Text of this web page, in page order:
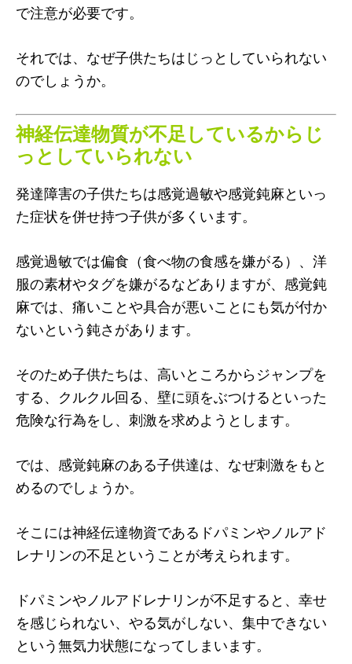
で注意が必要です。
それでは、なぜ子供たちはじっとしていられない
のでしょうか。
神経伝達物質が不足しているからじ
っとしていられない
発達障害の子供たちは感覚過敏や感覚鈍麻といっ
た症状を併せ持つ子供が多くいます。
感覚過敏では偏食（食べ物の食感を嫌がる）、洋
服の素材やタグを嫌がるなどありますが、感覚鈍
麻では、痛いことや具合が悪いことにも気が付か
ないという鈍さがあります。
そのため子供たちは、高いところからジャンプを
する、クルクル回る、壁に頭をぶつけるといった
危険な行為をし、刺激を求めようとします。
では、感覚鈍麻のある子供達は、なぜ刺激をもと
めるのでしょうか。
そこには神経伝達物資であるドパミンやノルアド
レナリンの不足ということが考えられます。
ドパミンやノルアドレナリンが不足すると、幸せ
を感じられない、やる気がしない、集中できない
という無気力状態になってしまいます。